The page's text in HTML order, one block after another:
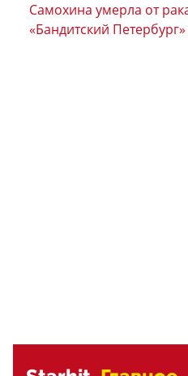
Самохина умерла от
«Бандитский Петербург»